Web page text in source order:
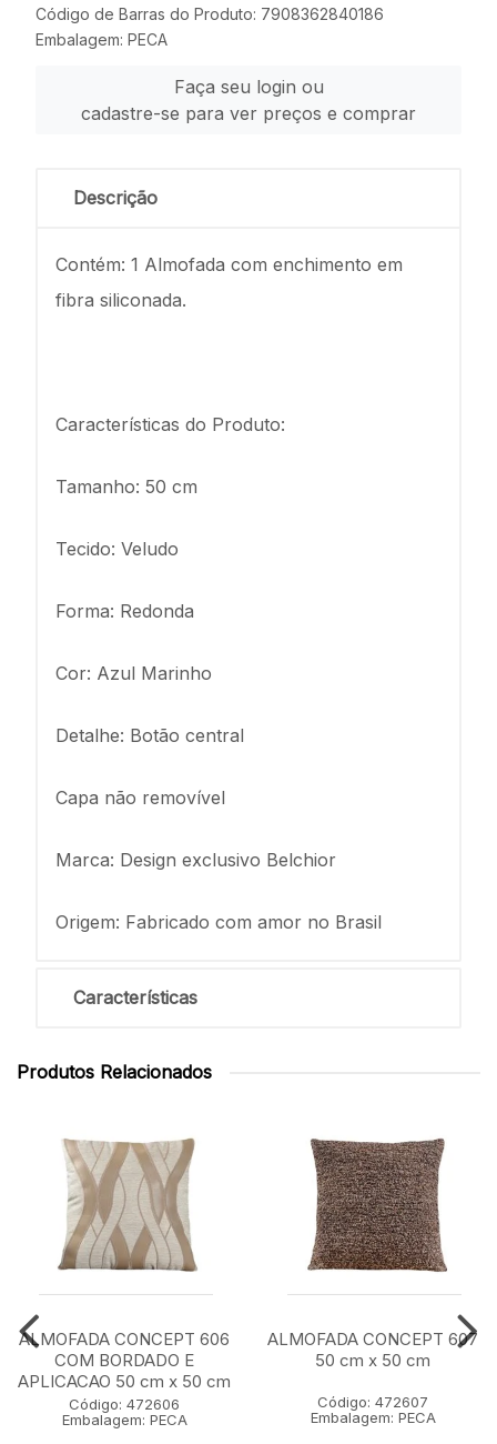
Código de Barras do Produto: 7908362840186
Embalagem: PECA
Faça seu login ou
cadastre-se para ver preços e comprar
Descrição
Contém: 1 Almofada com enchimento em
fibra siliconada.
Características do Produto:
Tamanho: 50 cm
Tecido: Veludo
Forma: Redonda
Cor: Azul Marinho
Detalhe: Botão central
Capa não removível
Marca: Design exclusivo Belchior
Origem: Fabricado com amor no Brasil
Características
Produtos Relacionados
ALMOFADA CONCEPT 606
COM BORDADO E
APLICACAO 50 cm x 50 cm
Código: 472606
Embalagem: PECA
ALMOFADA CONCEPT 607
50 cm x 50 cm
Código: 472607
Embalagem: PECA